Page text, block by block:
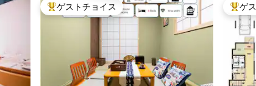
大好評のゲストチョイスです。
ゲストチョイス 大好
ゲ